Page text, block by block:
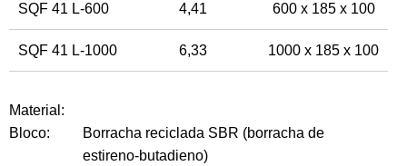
SQF 41 L-600 4,41 600 x 185 x 100
SQF 41 L-1000 6,33 1000 x 185 x 100
Material:
Bloco:
Borracha reciclada SBR (borracha de
estireno-butadieno)